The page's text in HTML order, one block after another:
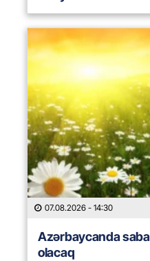
07.08.2026 - 14:30
Azərbaycanda
olacaq